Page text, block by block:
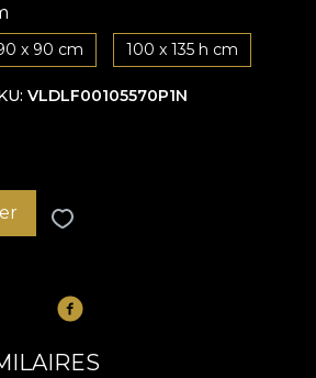
x 90 cm 100 x 135 h cm
VLDLF00105570P1N